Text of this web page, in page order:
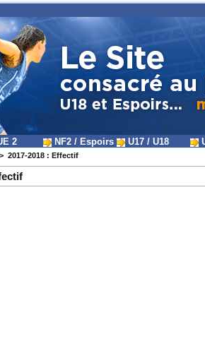
2 NF2 / Espoirs U17 / U18
> 2017-2018 : Effectif